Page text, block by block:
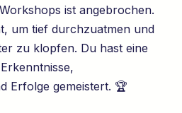
ist angebrochen.
um tief durchzuatmen und
zu klopfen. Du hast eine
Erfolge gemeistert. 🏆